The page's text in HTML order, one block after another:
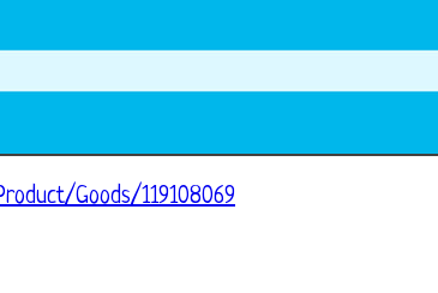
Goods/119108069